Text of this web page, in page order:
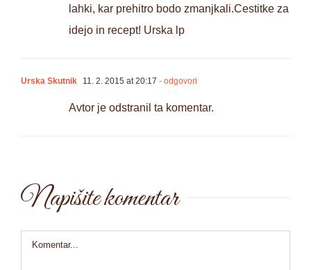
lahki, kar prehitro bodo zmanjkali.Cestitke za
idejo in recept! Urska lp
Urska Skutnik 11. 2. 2015 at 20:17 - odgovori
Avtor je odstranil ta komentar.
Napišite komentar
Comment